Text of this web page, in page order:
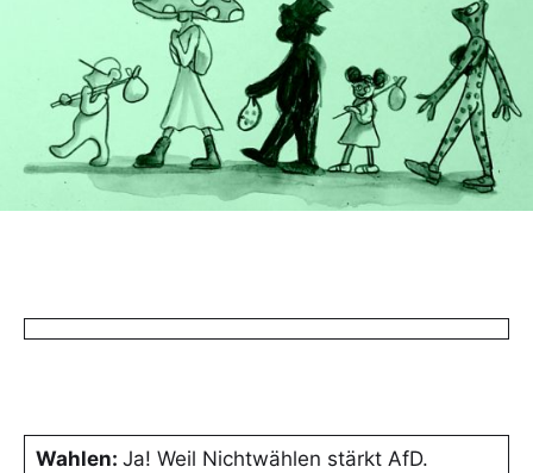
Wahlen: Ja! Weil Nichtwählen stärkt AfD.